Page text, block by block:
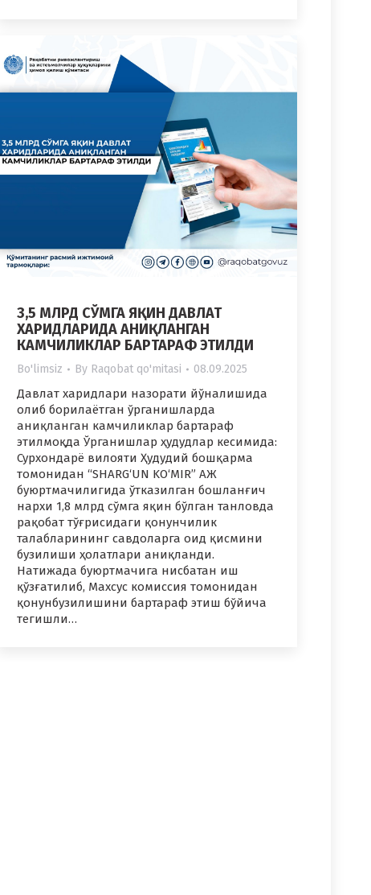
3,5 МЛРД СЎМГА ЯҚИН ДАВЛАТ
ХАРИДЛАРИДА АНИҚЛАНГАН
КАМЧИЛИКЛАР БАРТАРАФ ЭТИЛДИ
Bo'limsiz By Raqobat qo'mitasi 08.09.2025
Давлат харидлари назорати йўналишида
олиб борилаётган ўрганишларда
аниқланган камчиликлар бартараф
этилмоқда Ўрганишлар ҳудудлар кесимида:
Сурхондарё вилояти Ҳудудий бошқарма
томонидан “SHARG‘UN KO‘MIR” АЖ
буюртмачилигида ўтказилган бошланғич
нархи 1,8 млрд сўмга яқин бўлган танловда
рақобат тўғрисидаги қонунчилик
талабларининг савдоларга оид қисмини
бузилиши ҳолатлари аниқланди.
Натижада буюртмачига нисбатан иш
қўзғатилиб, Махсус комиссия томонидан
қонунбузилишини бартараф этиш бўйича
тегишли…